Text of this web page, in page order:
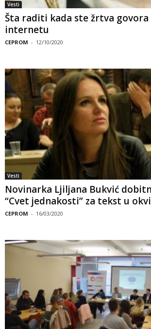
Vesti
Šta raditi kada ste žrtva govora
internetu
CEPROM - 12/10/2020
Vesti
Novinarka Ljiljana Bukvić
“Cvet jednakosti” za tekst u
CEPROM - 16/03/2020